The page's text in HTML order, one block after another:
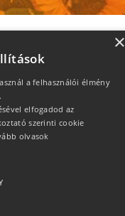
Adatvédelem
Impresszum-kapcsolat
×
a felhasználói élmény
elfogadod az
szerinti cookie
olvasok